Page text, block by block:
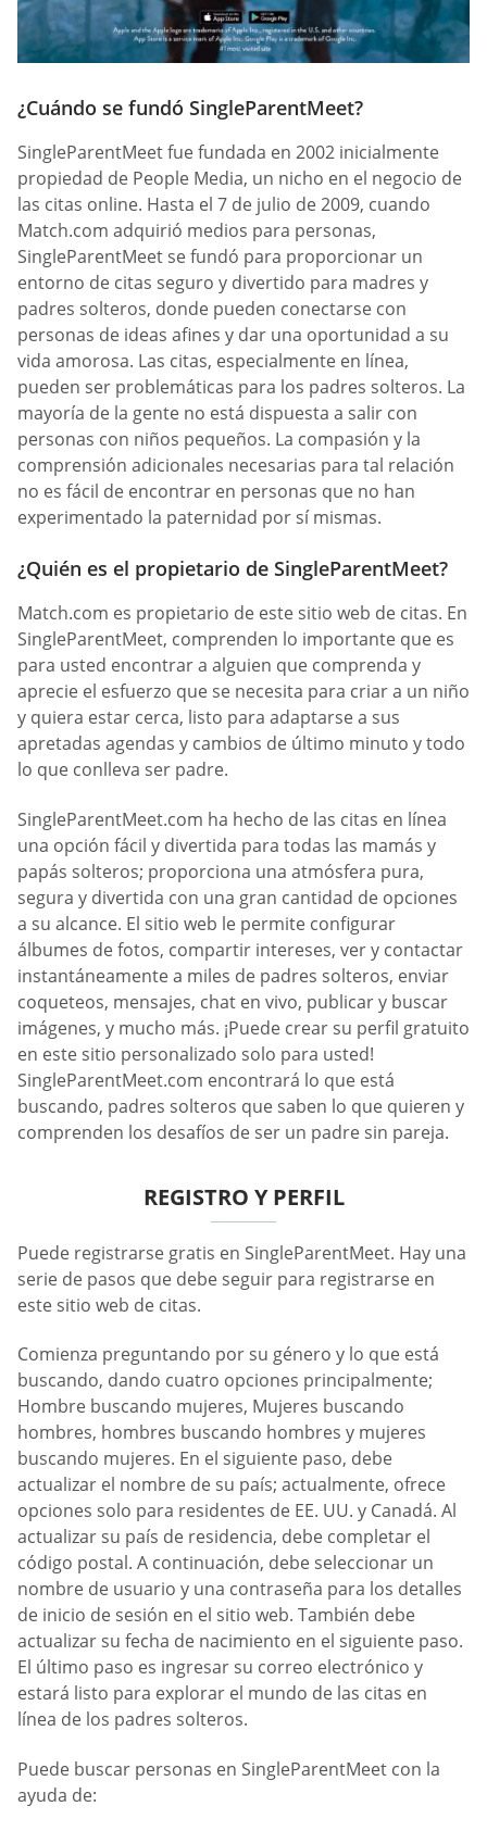
¿Cuándo se fundó SingleParentMeet?
SingleParentMeet fue fundada en 2002 inicialmente
propiedad de People Media, un nicho en el negocio de
las citas online. Hasta el 7 de julio de 2009, cuando
Match.com adquirió medios para personas,
SingleParentMeet se fundó para proporcionar un
entorno de citas seguro y divertido para madres y
padres solteros, donde pueden conectarse con
personas de ideas afines y dar una oportunidad a su
vida amorosa. Las citas, especialmente en línea,
pueden ser problemáticas para los padres solteros. La
mayoría de la gente no está dispuesta a salir con
personas con niños pequeños. La compasión y la
comprensión adicionales necesarias para tal relación
no es fácil de encontrar en personas que no han
experimentado la paternidad por sí mismas.
¿Quién es el propietario de SingleParentMeet?
Match.com es propietario de este sitio web de citas. En
SingleParentMeet, comprenden lo importante que es
para usted encontrar a alguien que comprenda y
aprecie el esfuerzo que se necesita para criar a un niño
y quiera estar cerca, listo para adaptarse a sus
apretadas agendas y cambios de último minuto y todo
lo que conlleva ser padre.
SingleParentMeet.com ha hecho de las citas en línea
una opción fácil y divertida para todas las mamás y
papás solteros; proporciona una atmósfera pura,
segura y divertida con una gran cantidad de opciones
a su alcance. El sitio web le permite configurar
álbumes de fotos, compartir intereses, ver y contactar
instantáneamente a miles de padres solteros, enviar
coqueteos, mensajes, chat en vivo, publicar y buscar
imágenes, y mucho más. ¡Puede crear su perfil gratuito
en este sitio personalizado solo para usted!
SingleParentMeet.com encontrará lo que está
buscando, padres solteros que saben lo que quieren y
comprenden los desafíos de ser un padre sin pareja.
REGISTRO Y PERFIL
Puede registrarse gratis en SingleParentMeet. Hay una
serie de pasos que debe seguir para registrarse en
este sitio web de citas.
Comienza preguntando por su género y lo que está
buscando, dando cuatro opciones principalmente;
Hombre buscando mujeres, Mujeres buscando
hombres, hombres buscando hombres y mujeres
buscando mujeres. En el siguiente paso, debe
actualizar el nombre de su país; actualmente, ofrece
opciones solo para residentes de EE. UU. y Canadá. Al
actualizar su país de residencia, debe completar el
código postal. A continuación, debe seleccionar un
nombre de usuario y una contraseña para los detalles
de inicio de sesión en el sitio web. También debe
actualizar su fecha de nacimiento en el siguiente paso.
El último paso es ingresar su correo electrónico y
estará listo para explorar el mundo de las citas en
línea de los padres solteros.
Puede buscar personas en SingleParentMeet con la
ayuda de: